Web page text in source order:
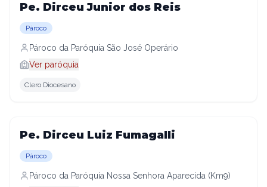
Pe. Dirceu Junior dos Reis
Pároco
Pároco da Paróquia São José Operário
Ver paróquia
Clero Diocesano
Pe. Dirceu Luiz Fumagalli
Pároco
Pároco da Paróquia Nossa Senhora Aparecida (Km9)